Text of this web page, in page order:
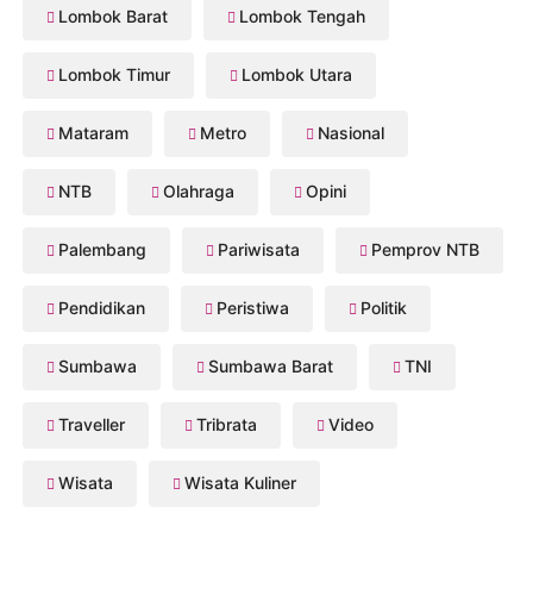
Lombok Barat Lombok Tengah
Lombok Timur Lombok Utara
Mataram Metro Nasional
NTB Olahraga Opini
Palembang Pariwisata Pemprov NTB
Pendidikan Peristiwa Politik
Sumbawa Sumbawa Barat TNI
Traveller Tribrata Video
Wisata Wisata Kuliner